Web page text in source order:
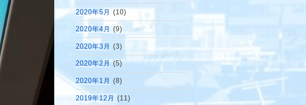
2020年5月 (10)
2020年4月 (9)
2020年3月 (3)
2020年2月(5)
2020年1月 (8)
2019年12月 (11)